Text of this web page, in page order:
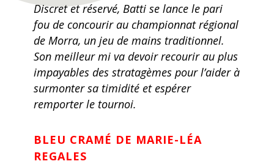
Discret et réservé, Batti se lance le pari
fou de concourir au championnat régional
de Morra, un jeu de mains traditionnel.
Son meilleur mi va devoir recourir au plus
impayables des stratagèmes pour l’aider à
surmonter sa timidité et espérer
remporter le tournoi.
BLEU CRAMÉ DE MARIE-LÉA
REGALES